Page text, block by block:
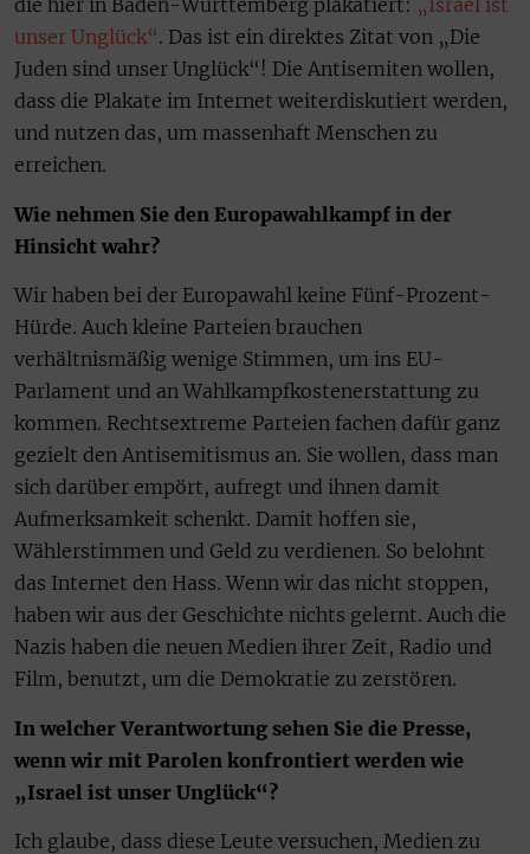
die hier in Baden-Württemberg plakatiert: „Israel ist
unser Unglück“. Das ist ein direktes Zitat von „Die
Juden sind unser Unglück“! Die Antisemiten wollen,
dass die Plakate im Internet weiterdiskutiert werden,
und nutzen das, um massenhaft Menschen zu
erreichen.
Wie nehmen Sie den Europawahlkampf in der
Hinsicht wahr?
Wir haben bei der Europawahl keine Fünf-Prozent-
Hürde. Auch kleine Parteien brauchen
verhältnismäßig wenige Stimmen, um ins EU-
Parlament und an Wahlkampfkostenerstattung zu
kommen. Rechtsextreme Parteien fachen dafür ganz
gezielt den Antisemitismus an. Sie wollen, dass man
sich darüber empört, aufregt und ihnen damit
Aufmerksamkeit schenkt. Damit hoffen sie,
Wählerstimmen und Geld zu verdienen. So belohnt
das Internet den Hass. Wenn wir das nicht stoppen,
haben wir aus der Geschichte nichts gelernt. Auch die
Nazis haben die neuen Medien ihrer Zeit, Radio und
Film, benutzt, um die Demokratie zu zerstören.
In welcher Verantwortung sehen Sie die Presse,
wenn wir mit Parolen konfrontiert werden wie
„Israel ist unser Unglück“?
Ich glaube, dass diese Leute versuchen, Medien zu